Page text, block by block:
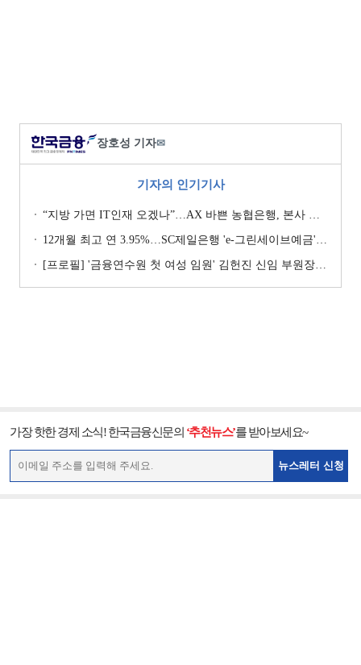
장호성 기자✉
기자의 인기기사
“지방 가면 IT인재 오겠나”…AX 바쁜 농협은행, 본사 이전설에 ‘긴장’ [막 오른 금융권 하투(夏鬪)]
12개월 최고 연 3.95%…SC제일은행 'e-그린세이브예금' [이주의 은행 예금금리-8월 1주]
[프로필] '금융연수원 첫 여성 임원' 김헌진 신임 부원장···교육·디지털·기획 '올라운더'
가장 핫한 경제 소식! 한국금융신문의 ‘추천뉴스’를 받아보세요~
뉴스레터 신청